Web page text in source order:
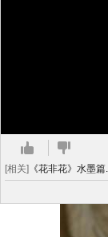
[相关] 《花非花》水墨篇